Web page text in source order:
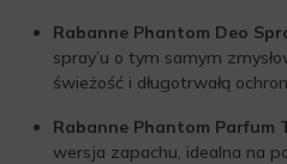
Rabanne Phantom Deo
spray’u o tym samym
świeżość i długotrwałą
Rabanne Phantom Parfum
wersja zapachu, idealna na